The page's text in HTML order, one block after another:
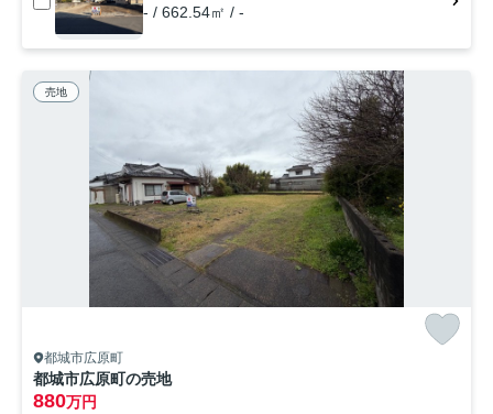
- / 662.54㎡ / -
売地
都城市広原町
都城市広原町の売地
880万円